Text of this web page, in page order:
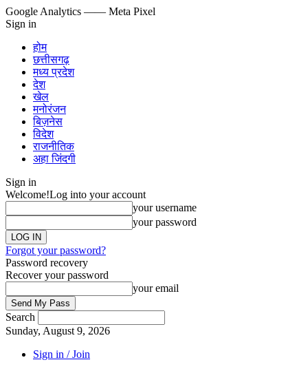
Google Analytics —— Meta Pixel
Sign in
होम
छत्तीसगढ़
मध्य प्रदेश
देश
खेल
मनोरंजन
बिज़नेस
विदेश
राजनीतिक
अहा जिंदगी
Sign in
Welcome!Log into your account
your username
your password
Forgot your password?
Password recovery
Recover your password
your email
Search
Sunday, August 9, 2026
Sign in / Join